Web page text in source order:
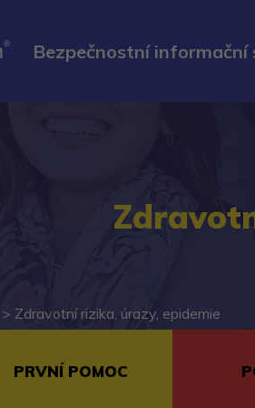
Bezpečnostní informační
Zdravotní rizika, úrazy, epidemie
PRVNÍ POMOC